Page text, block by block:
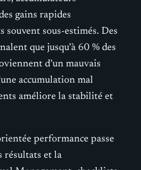
gains rapides
souvent sous-estimés. Des
que jusqu’à 60 % des
d’un mauvais
accumulation mal
améliore la stabilité et
performance passe
résultats et la